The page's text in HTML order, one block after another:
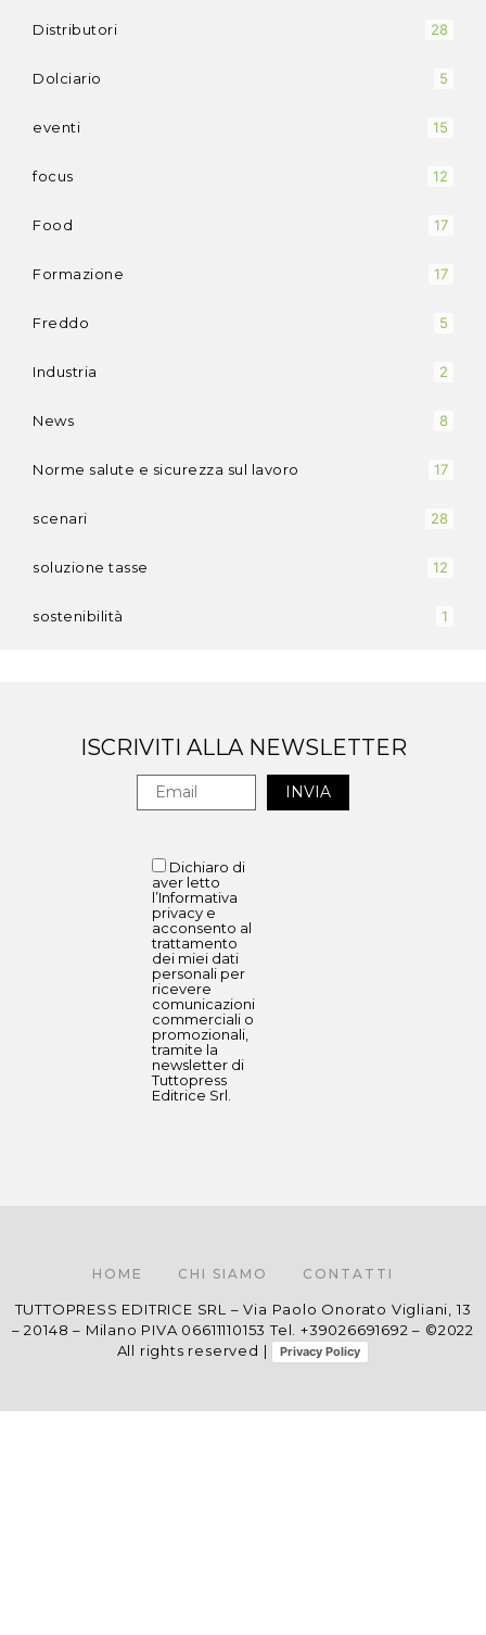
Distributori 28
Dolciario 5
eventi 15
focus 12
Food 17
Formazione 17
Freddo 5
Industria 2
News 8
Norme salute e sicurezza sul lavoro 17
scenari 28
soluzione tasse 12
sostenibilità 1
ISCRIVITI ALLA NEWSLETTER
Dichiaro di
aver letto
l’Informativa
privacy e
acconsento al
trattamento
dei miei dati
personali per
ricevere
comunicazioni
commerciali o
promozionali,
tramite la
newsletter di
Tuttopress
Editrice Srl.
HOME CHI SIAMO CONTATTI
TUTTOPRESS EDITRICE SRL – Via Paolo Onorato Vigliani, 13
– 20148 – Milano PIVA 06611110153 Tel. +39026691692 – ©2022
All rights reserved |
Privacy Policy